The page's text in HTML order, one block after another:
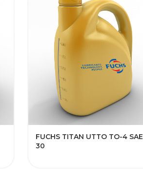
FUCHS TITAN UTTO TO-4 SAE
30